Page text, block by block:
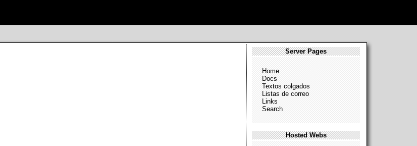
Server Pages
Home
Docs
Textos colgados
Listas de correo
Links
Search
Hosted Webs